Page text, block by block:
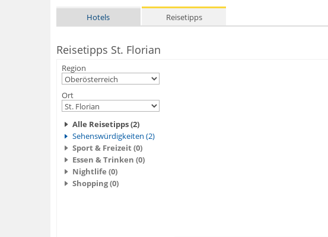
Hotels Reisetipps
Reisetipps St. Florian
Region
Ort
Alle Reisetipps (2)
Sehenswürdigkeiten (2)
Sport & Freizeit (0)
Essen & Trinken (0)
Nightlife (0)
Shopping (0)